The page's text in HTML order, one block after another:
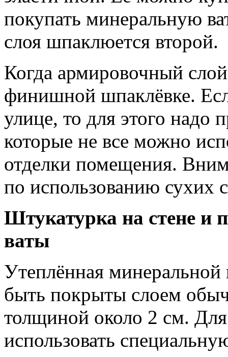
покупать минеральную
слоя шпаклюется второй.
Когда армировочный
финишной шпаклёвке.
улице, то для этого надо
которые не все можно
отделки помещения.
по использованию сухих
Штукатурка на стене и
ваты
Утеплённая минеральной
быть покрыты слоем
толщиной около 2 см.
использовать